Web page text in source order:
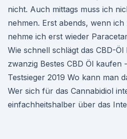
nicht. Auch mittags muss ich
nehmen. Erst abends, wenn
nehme ich erst wieder
Wie schnell schlägt das CBD-
zwanzig Bestes CBD Öl kaufen
Testsieger 2019 Wo kann man
Wer sich für das Cannabidiol
einfachheitshalber über das